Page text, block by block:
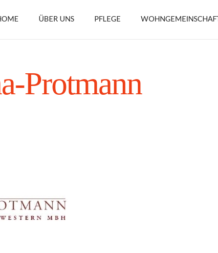
ÜBER UNS PFLEGE WOHNGEMEINSCHAFT
Protmann